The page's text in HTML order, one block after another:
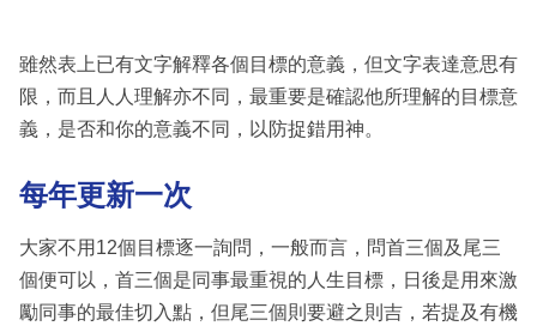
雖然表上已有文字解釋各個目標的意義，但文字表達意思有
限，而且人人理解亦不同，最重要是確認他所理解的目標意
義，是否和你的意義不同，以防捉錯用神。
每年更新一次
大家不用12個目標逐一詢問，一般而言，問首三個及尾三
個便可以，首三個是同事最重視的人生目標，日後是用來激
勵同事的最佳切入點，但尾三個則要避之則吉，若提及有機